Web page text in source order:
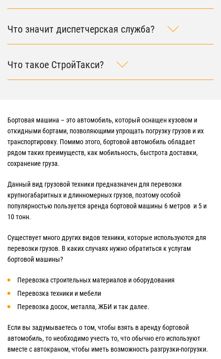
Что значит диспетчерская служба?
Что такое СтройТакси?
Бортовая машина – это автомобиль, который оснащен кузовом и
откидными бортами, позволяющими упрощать погрузку грузов и их
транспортировку. Помимо этого, бортовой автомобиль обладает
рядом таких преимуществ, как мобильность, быстрота доставки,
сохранение груза.
Данный вид грузовой техники предназначен для перевозки
крупногабаритных и длинномерных грузов, поэтому особой
популярностью пользуется аренда бортовой машины 6 метров и 5 и
10 тонн.
Существует много других видов техники, которые используются для
перевозки грузов. В каких случаях нужно обратиться к услугам
бортовой машины?
Перевозка строительных материалов и оборудования
Перевозка техники и мебели
Перевозка досок, металла, ЖБИ и так далее.
Если вы задумываетесь о том, чтобы взять в аренду бортовой
автомобиль, то необходимо учесть то, что обычно его используют
вместе с автокраном, чтобы иметь возможность разгрузки-погрузки.